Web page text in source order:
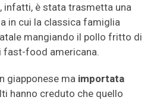
infatti, è stata trasmetta una
in cui la classica famiglia
mangiando il pollo fritto di
fast-food americana.
giapponese ma importata
hanno creduto che quello